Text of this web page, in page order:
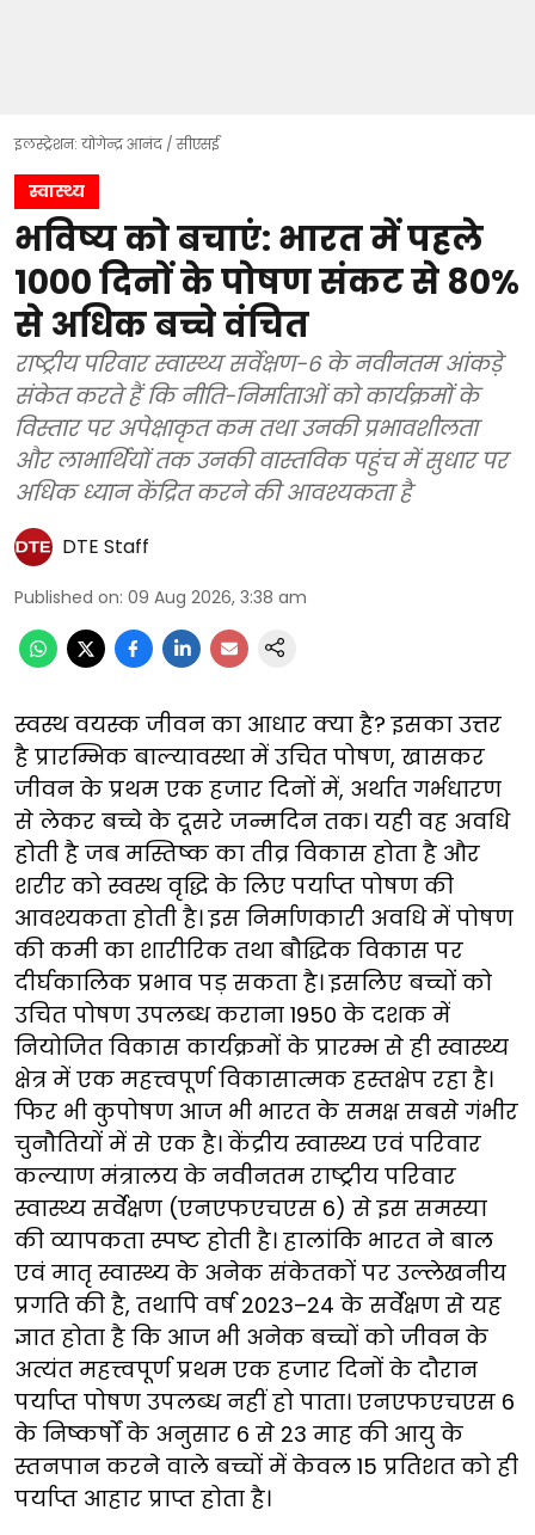
इलस्ट्रेशन: योगेन्द्र आनंद / सीएसई
स्वास्थ्य
भविष्य को बचाएं: भारत में पहले
1000 दिनों के पोषण संकट से 80%
से अधिक बच्चे वंचित
राष्ट्रीय परिवार स्वास्थ्य सर्वेक्षण-6 के नवीनतम आंकड़े
संकेत करते हैं कि नीति-निर्माताओं को कार्यक्रमों के
विस्तार पर अपेक्षाकृत कम तथा उनकी प्रभावशीलता
और लाभार्थियों तक उनकी वास्तविक पहुंच में सुधार पर
अधिक ध्यान केंद्रित करने की आवश्यकता है
DTE Staff
Published on: 09 Aug 2026, 3:38 am
स्वस्थ वयस्क जीवन का आधार क्या है? इसका उत्तर
है प्रारम्भिक बाल्यावस्था में उचित पोषण, खासकर
जीवन के प्रथम एक हजार दिनों में, अर्थात गर्भधारण
से लेकर बच्चे के दूसरे जन्मदिन तक। यही वह अवधि
होती है जब मस्तिष्क का तीव्र विकास होता है और
शरीर को स्वस्थ वृद्धि के लिए पर्याप्त पोषण की
आवश्यकता होती है। इस निर्माणकारी अवधि में पोषण
की कमी का शारीरिक तथा बौद्धिक विकास पर
दीर्घकालिक प्रभाव पड़ सकता है। इसलिए बच्चों को
उचित पोषण उपलब्ध कराना 1950 के दशक में
नियोजित विकास कार्यक्रमों के प्रारम्भ से ही स्वास्थ्य
क्षेत्र में एक महत्त्वपूर्ण विकासात्मक हस्तक्षेप रहा है।
फिर भी कुपोषण आज भी भारत के समक्ष सबसे गंभीर
चुनौतियों में से एक है। केंद्रीय स्वास्थ्य एवं परिवार
कल्याण मंत्रालय के नवीनतम राष्ट्रीय परिवार
स्वास्थ्य सर्वेक्षण (एनएफएचएस 6) से इस समस्या
की व्यापकता स्पष्ट होती है। हालांकि भारत ने बाल
एवं मातृ स्वास्थ्य के अनेक संकेतकों पर उल्लेखनीय
प्रगति की है, तथापि वर्ष 2023–24 के सर्वेक्षण से यह
ज्ञात होता है कि आज भी अनेक बच्चों को जीवन के
अत्यंत महत्त्वपूर्ण प्रथम एक हजार दिनों के दौरान
पर्याप्त पोषण उपलब्ध नहीं हो पाता। एनएफएचएस 6
के निष्कर्षों के अनुसार 6 से 23 माह की आयु के
स्तनपान करने वाले बच्चों में केवल 15 प्रतिशत को ही
पर्याप्त आहार प्राप्त होता है।